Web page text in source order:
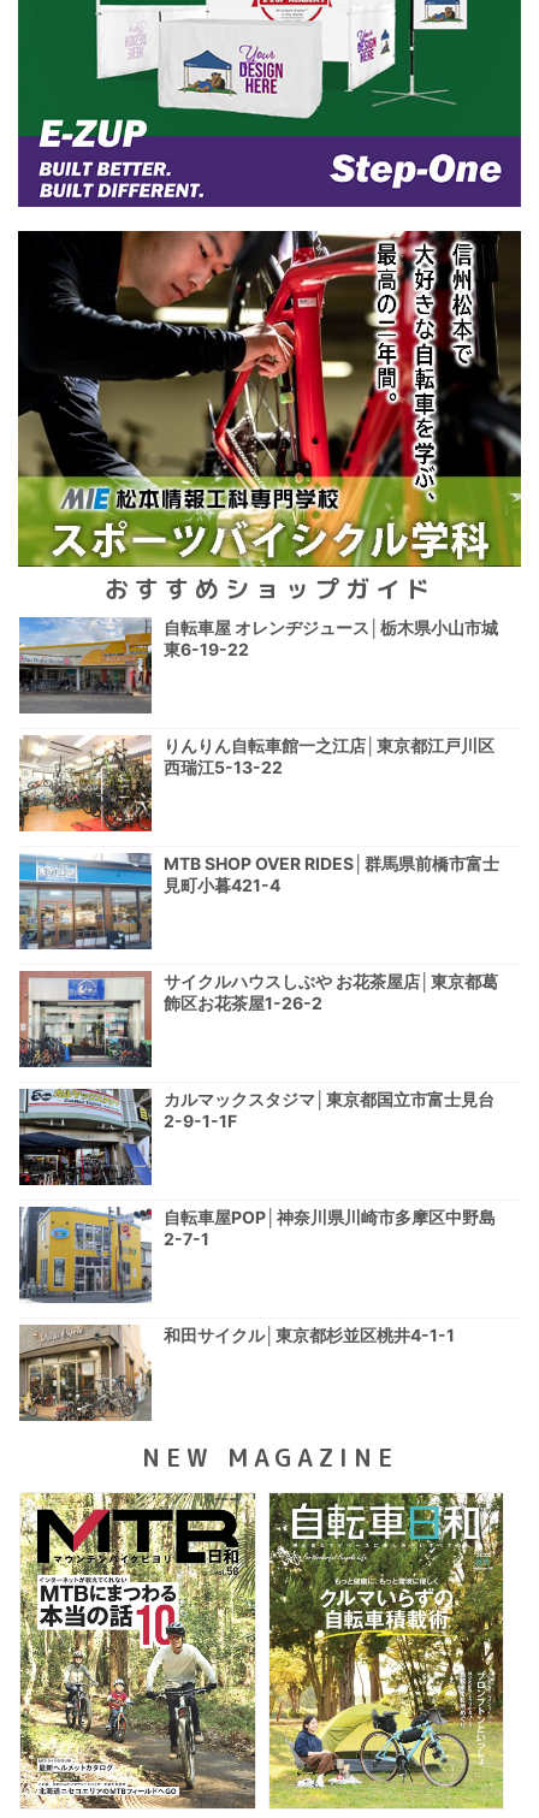
おすすめショップガイド
自転車屋 オレンヂジュース│栃木県小山市城
東6-19-22
りんりん自転車館一之江店│東京都江戸川区
西瑞江5-13-22
MTB SHOP OVER RIDES│群馬県前橋市富士
見町小暮421-4
サイクルハウスしぶや お花茶屋店│東京都葛
飾区お花茶屋1-26-2
カルマックスタジマ│東京都国立市富士見台
2-9-1-1F
自転車屋POP│神奈川県川崎市多摩区中野島
2-7-1
和田サイクル│東京都杉並区桃井4-1-1
NEW MAGAZINE